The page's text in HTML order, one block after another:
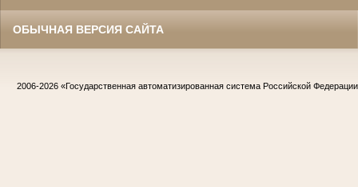
ОБЫЧНАЯ ВЕРСИЯ САЙТА
2006-2026 «Государственная автоматизированная система Российской